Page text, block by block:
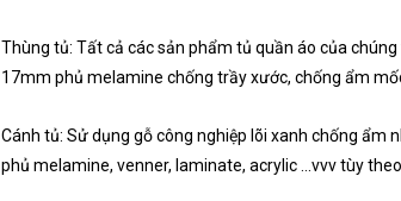
Thùng tủ: Tất cả các sản phẩm tủ quần áo của
17mm phủ melamine chống trầy xước, chống ẩm
Cánh tủ: Sử dụng gỗ công nghiệp lõi xanh chống ẩm
phủ melamine, venner, laminate, acrylic ...vvv tùy